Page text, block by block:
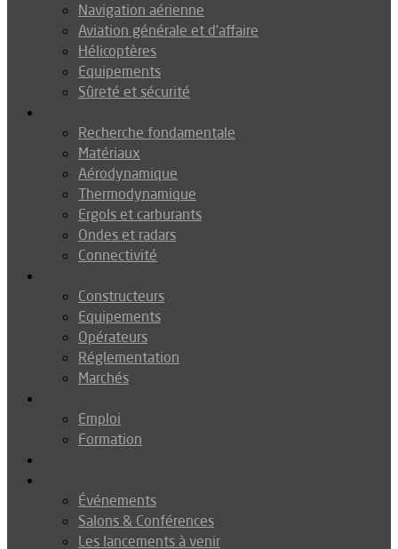
Navigation aérienne
Aviation générale et d’affaire
Hélicoptères
Equipements
Sûreté et sécurité
Recherche fondamentale
Matériaux
Aérodynamique
Thermodynamique
Ergols et carburants
Ondes et radars
Connectivité
Constructeurs
Equipements
Opérateurs
Réglementation
Marchés
Emploi
Formation
Événements
Salons & Conférences
Les lancements à venir